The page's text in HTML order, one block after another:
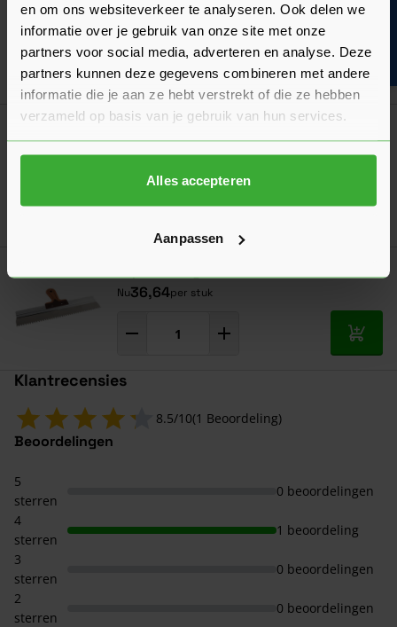
en om ons websiteverkeer te analyseren. Ook delen we
informatie over je gebruik van onze site met onze
partners voor social media, adverteren en analyse. Deze
partners kunnen deze gegevens combineren met andere
informatie die je aan ze hebt verstrekt of die ze hebben
verzameld op basis van je gebruik van hun services.
Alles accepteren
Aanpassen
Super prof Lijmspaan ECO Getand RVS
Nu 21,84per stuk
In
Super Prof Eco Punttroffel Rond 160 mm
Nu36,64per stuk
In
Klantrecensies
8.5/10(1 Beoordeling)
Beoordelingen
5
sterren
0 beoordelingen
4
sterren
1 beoordeling
3
sterren
0 beoordelingen
2
sterren
0 beoordelingen